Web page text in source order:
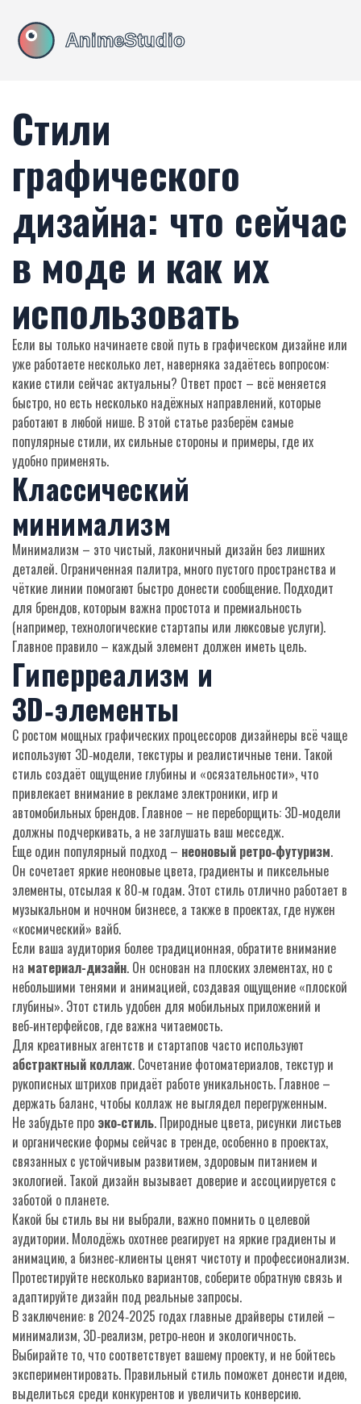
Стили
графического
дизайна: что сейчас
в моде и как их
использовать
Если вы только начинаете свой путь в графическом дизайне или
уже работаете несколько лет, наверняка задаётесь вопросом:
какие стили сейчас актуальны? Ответ прост – всё меняется
быстро, но есть несколько надёжных направлений, которые
работают в любой нише. В этой статье разберём самые
популярные стили, их сильные стороны и примеры, где их
удобно применять.
Классический
минимализм
Минимализм – это чистый, лаконичный дизайн без лишних
деталей. Ограниченная палитра, много пустого пространства и
чёткие линии помогают быстро донести сообщение. Подходит
для брендов, которым важна простота и премиальность
(например, технологические стартапы или люксовые услуги).
Главное правило – каждый элемент должен иметь цель.
Гиперреализм и
3D‑элементы
С ростом мощных графических процессоров дизайнеры всё чаще
используют 3D‑модели, текстуры и реалистичные тени. Такой
стиль создаёт ощущение глубины и «осязательности», что
привлекает внимание в рекламе электроники, игр и
автомобильных брендов. Главное – не переборщить: 3D‑модели
должны подчеркивать, а не заглушать ваш месседж.
Еще один популярный подход – неоновый ретро‑футуризм.
Он сочетает яркие неоновые цвета, градиенты и пиксельные
элементы, отсылая к 80‑м годам. Этот стиль отлично работает в
музыкальном и ночном бизнесе, а также в проектах, где нужен
«космический» вайб.
Если ваша аудитория более традиционная, обратите внимание
на материал-дизайн. Он основан на плоских элементах, но с
небольшими тенями и анимацией, создавая ощущение «плоской
глубины». Этот стиль удобен для мобильных приложений и
веб‑интерфейсов, где важна читаемость.
Для креативных агентств и стартапов часто используют
абстрактный коллаж. Сочетание фотоматериалов, текстур и
рукописных штрихов придаёт работе уникальность. Главное –
держать баланс, чтобы коллаж не выглядел перегруженным.
Не забудьте про эко‑стиль. Природные цвета, рисунки листьев
и органические формы сейчас в тренде, особенно в проектах,
связанных с устойчивым развитием, здоровым питанием и
экологией. Такой дизайн вызывает доверие и ассоциируется с
заботой о планете.
Какой бы стиль вы ни выбрали, важно помнить о целевой
аудитории. Молодёжь охотнее реагирует на яркие градиенты и
анимацию, а бизнес‑клиенты ценят чистоту и профессионализм.
Протестируйте несколько вариантов, соберите обратную связь и
адаптируйте дизайн под реальные запросы.
В заключение: в 2024‑2025 годах главные драйверы стилей –
минимализм, 3D‑реализм, ретро‑неон и экологичность.
Выбирайте то, что соответствует вашему проекту, и не бойтесь
экспериментировать. Правильный стиль поможет донести идею,
выделиться среди конкурентов и увеличить конверсию.